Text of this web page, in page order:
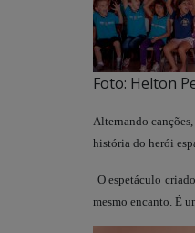
Foto: Helton
Alternando
história do herói
O espetáculo
mesmo encanto. É